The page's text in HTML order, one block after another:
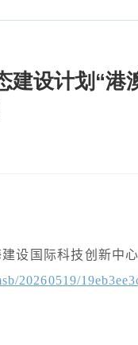
设计划“港
设国际科技创新中
20260519/